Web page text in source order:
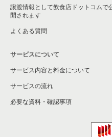
三浦市の飲食店の居抜き売却
藤沢市の飲食店の居抜き売却
横浜市栄区の飲食店の居抜き
譲渡情報として飲食店ドットコムで
開されます
よくある質問
サービスについて
サービス内容と料金について
サービスの流れ
必要な資料・確認事項